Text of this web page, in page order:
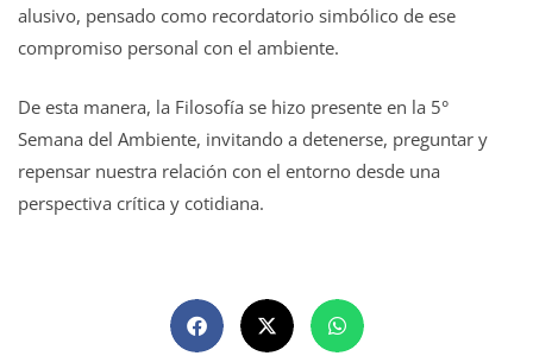
alusivo, pensado como recordatorio simbólico de ese
compromiso personal con el ambiente.
De esta manera, la Filosofía se hizo presente en la 5°
Semana del Ambiente, invitando a detenerse, preguntar y
repensar nuestra relación con el entorno desde una
perspectiva crítica y cotidiana.